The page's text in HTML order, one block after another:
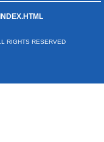
INDEX.HTML
RIGHTS RESERVED